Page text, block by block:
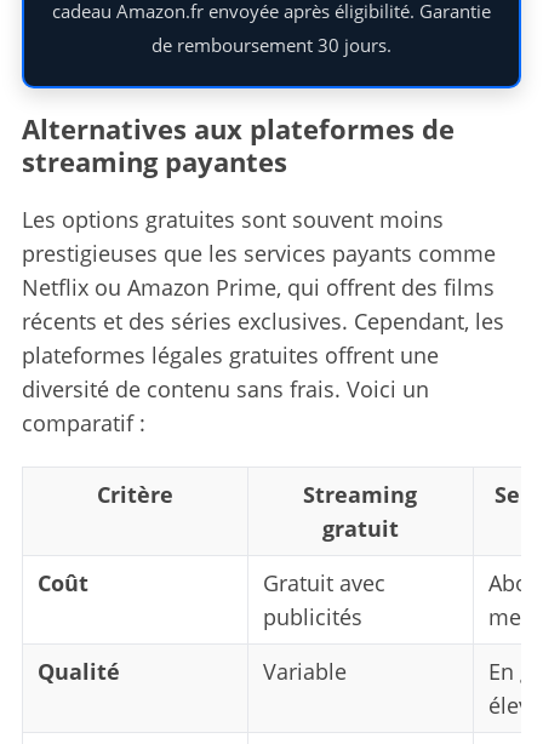
cadeau Amazon.fr envoyée après éligibilité. Garantie
de remboursement 30 jours.
Alternatives aux plateformes de
streaming payantes
Les options gratuites sont souvent moins
prestigieuses que les services payants comme
Netflix ou Amazon Prime, qui offrent des films
récents et des séries exclusives. Cependant, les
plateformes légales gratuites offrent une
diversité de contenu sans frais. Voici un
comparatif :
Critère
Streaming
gratuit
Coût
Gratuit avec
publicités
Qualité
Variable
En
e
a
c
f
o
r
: